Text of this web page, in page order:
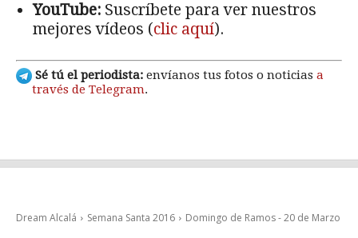
YouTube: Suscríbete para ver nuestros
mejores vídeos (clic aquí).
Sé tú el periodista: envíanos tus fotos o noticias a
través de Telegram.